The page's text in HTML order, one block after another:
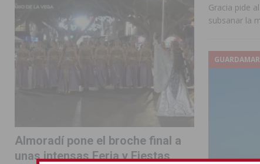
Gracia pide
subsanar la
GUARDAMAR
Almoradí pone el broche final a
unas intensas Feria y Fiestas